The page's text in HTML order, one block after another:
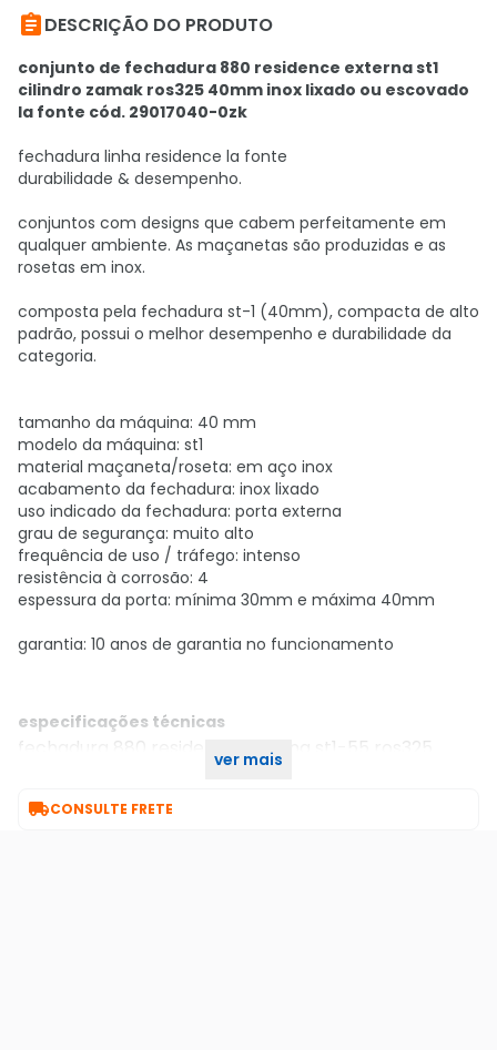
DESCRIÇÃO DO PRODUTO
conjunto de fechadura 880 residence externa st1
cilindro zamak ros325 40mm inox lixado ou escovado
la fonte cód. 29017040-0zk
fechadura linha residence la fonte
durabilidade & desempenho.
conjuntos com designs que cabem perfeitamente em
qualquer ambiente. As maçanetas são produzidas e as
rosetas em inox.
composta pela fechadura st-1 (40mm), compacta de alto
padrão, possui o melhor desempenho e durabilidade da
categoria.
tamanho da máquina: 40 mm
modelo da máquina: st1
material maçaneta/roseta: em aço inox
acabamento da fechadura: inox lixado
uso indicado da fechadura: porta externa
grau de segurança: muito alto
frequência de uso / tráfego: intenso
resistência à corrosão: 4
espessura da porta: mínima 30mm e máxima 40mm
garantia: 10 anos de garantia no funcionamento
especificações técnicas
fechadura 880 residence externa st1-55 ros325
ver mais
CONSULTE FRETE